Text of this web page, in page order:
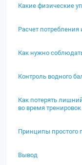
Какие физические
Расчет потребления
Как нужно
Контроль водного
Как потерять
во время тренировок
Принципы простого
Вывод